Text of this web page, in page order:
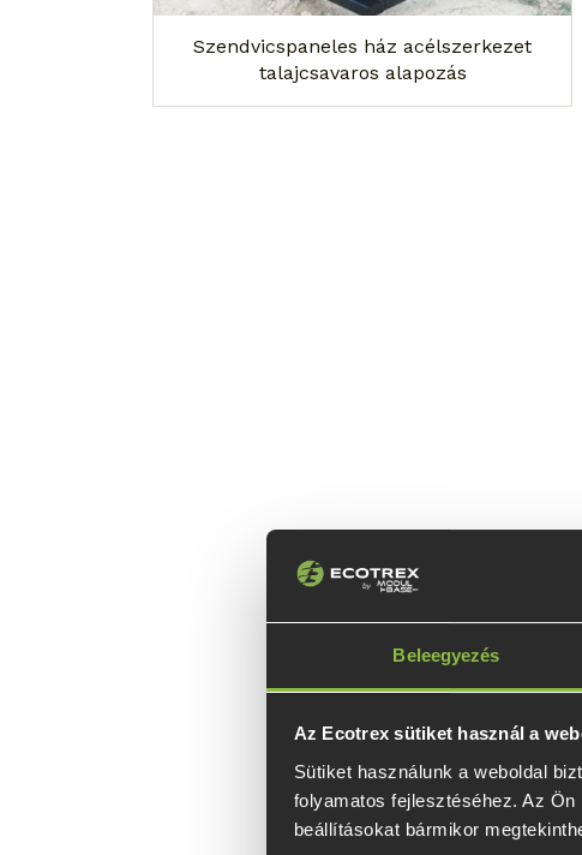
Beleegyezés
Az Ecotrex sütiket használ a
Sütiket használunk a weboldal
folyamatos fejlesztéséhez. Az
beállításokat bármikor
Szendvicspaneles ház acélszerkezet
talajcsavaros alapozás